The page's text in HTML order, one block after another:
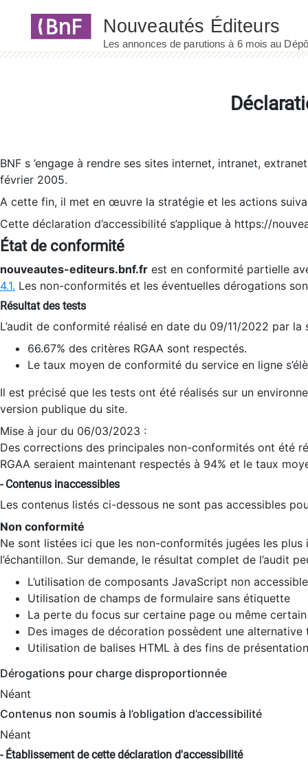
BNF s ’engage à rendre ses sites internet, intranet,
février 2005.
A cette fin, il met en œuvre la stratégie et les actions
Cette déclaration d’accessibilité s’applique à https://
État de conformité
nouveautes-editeurs.bnf.fr est en conformité partielle
4.1. Les non-conformités et les éventuelles dérogations
Résultat des tests
L’audit de conformité réalisé en date du 09/11/2022 par
66.67% des critères RGAA sont respectés.
Le taux moyen de conformité du service en ligne
Il est précisé que les tests ont été réalisés sur un
version publique du site.
Mise à jour du 06/03/2023 :
Des corrections des principales non-conformités ont été
RGAA seraient maintenant respectés à 94% et le taux
- Contenus inaccessibles
Les contenus listés ci-dessous ne sont pas accessibles
Non conformité
Ne sont listées ici que les non-conformités jugées les
l’échantillon. Sur demande, le résultat complet de l’audit
L’utilisation de composants JavaScript non
Utilisation de champs de formulaire sans étiquette
La perte du focus sur certaine page ou même
Des images de décoration possèdent une alternative
Utilisation de balises HTML à des fins de
Dérogations pour charge disproportionnée
Néant
Contenus non soumis à l’obligation d’accessibilité
Néant
- Établissement de cette déclaration d'accessibilité